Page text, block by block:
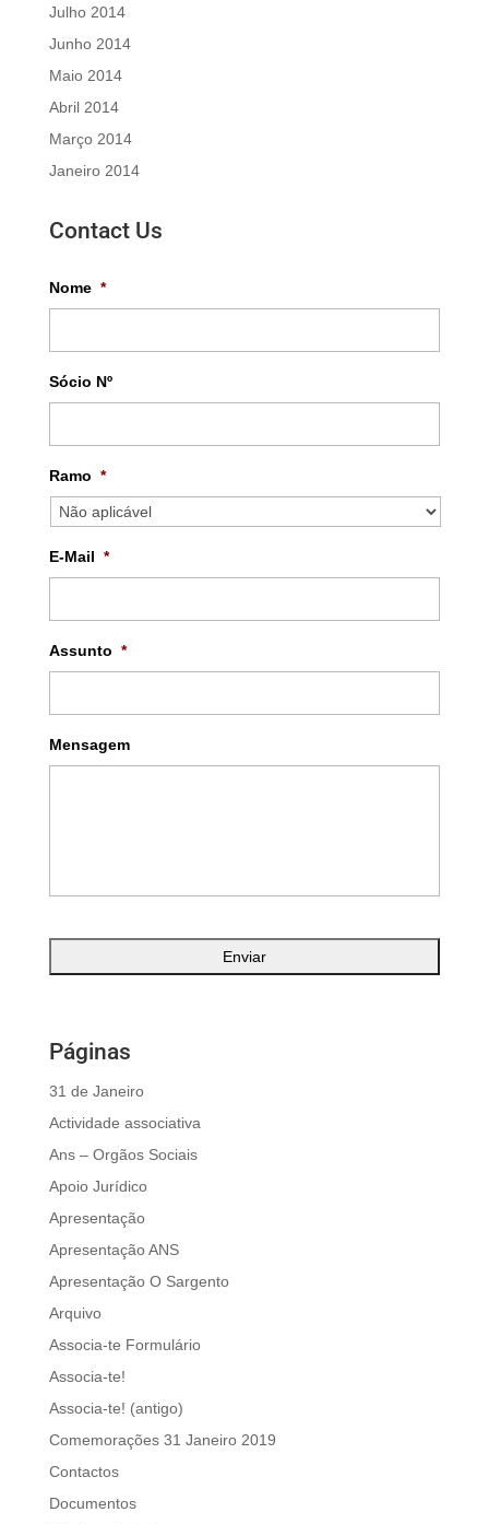
Julho 2014
Junho 2014
Maio 2014
Abril 2014
Março 2014
Janeiro 2014
Contact Us
Nome *
Sócio Nº
Ramo *
E-Mail *
Assunto *
Mensagem
Páginas
31 de Janeiro
Actividade associativa
Ans – Orgãos Sociais
Apoio Jurídico
Apresentação
Apresentação ANS
Apresentação O Sargento
Arquivo
Associa-te Formulário
Associa-te!
Associa-te! (antigo)
Comemorações 31 Janeiro 2019
Contactos
Documentos